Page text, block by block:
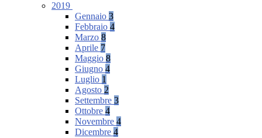
2019
Gennaio 3
Febbraio 4
Marzo 8
Aprile 7
Maggio 8
Giugno 4
Luglio 1
Agosto 2
Settembre 3
Ottobre 4
Novembre 4
Dicembre 4